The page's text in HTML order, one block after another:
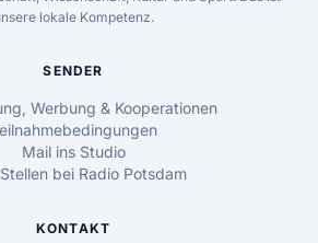
lokale Kompetenz.
SENDER
Werbung & Kooperationen
Mail ins Studio
bei Radio Potsdam
KONTAKT